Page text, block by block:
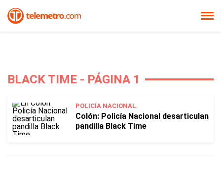
BLACK TIME - PÁGINA 1
POLICÍA NACIONAL.
Colón: Policía Nacional desarticulan
pandilla Black Time